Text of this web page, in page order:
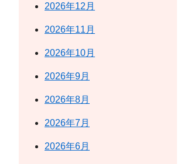
2026年12月
2026年11月
2026年10月
2026年9月
2026年8月
2026年7月
2026年6月